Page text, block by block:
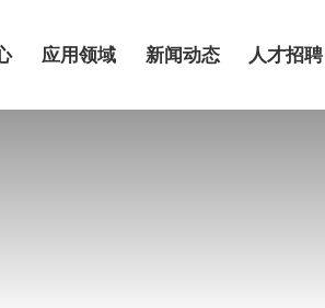
应用领域 新闻动态 人才招聘